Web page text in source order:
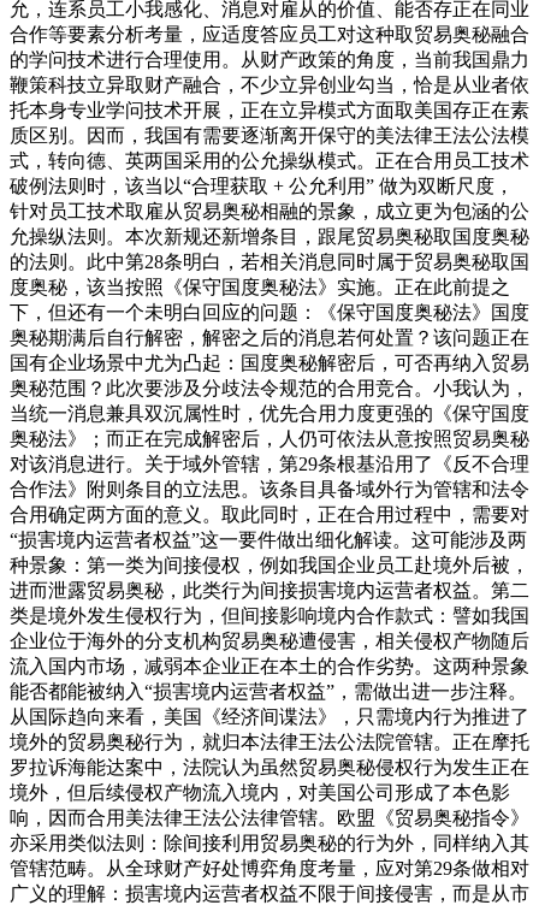
允，连系员工小我感化、消息对雇从的价值、能否存正在同业
合作等要素分析考量，应适度答应员工对这种取贸易奥秘融合
的学问技术进行合理使用。从财产政策的角度，当前我国鼎力
鞭策科技立异取财产融合，不少立异创业勾当，恰是从业者依
托本身专业学问技术开展，正在立异模式方面取美国存正在素
质区别。因而，我国有需要逐渐离开保守的美法律王法公法模
式，转向德、英两国采用的公允操纵模式。正在合用员工技术
破例法则时，该当以“合理获取 + 公允利用” 做为双断尺度，
针对员工技术取雇从贸易奥秘相融的景象，成立更为包涵的公
允操纵法则。本次新规还新增条目，跟尾贸易奥秘取国度奥秘
的法则。此中第28条明白，若相关消息同时属于贸易奥秘取国
度奥秘，该当按照《保守国度奥秘法》实施。正在此前提之
下，但还有一个未明白回应的问题：《保守国度奥秘法》国度
奥秘期满后自行解密，解密之后的消息若何处置？该问题正在
国有企业场景中尤为凸起：国度奥秘解密后，可否再纳入贸易
奥秘范围？此次要涉及分歧法令规范的合用竞合。小我认为，
当统一消息兼具双沉属性时，优先合用力度更强的《保守国度
奥秘法》；而正在完成解密后，人仍可依法从意按照贸易奥秘
对该消息进行。关于域外管辖，第29条根基沿用了《反不合理
合作法》附则条目的立法思。该条目具备域外行为管辖和法令
合用确定两方面的意义。取此同时，正在合用过程中，需要对
“损害境内运营者权益”这一要件做出细化解读。这可能涉及两
种景象：第一类为间接侵权，例如我国企业员工赴境外后被，
进而泄露贸易奥秘，此类行为间接损害境内运营者权益。第二
类是境外发生侵权行为，但间接影响境内合作款式：譬如我国
企业位于海外的分支机构贸易奥秘遭侵害，相关侵权产物随后
流入国内市场，减弱本企业正在本土的合作劣势。这两种景象
能否都能被纳入“损害境内运营者权益”，需做出进一步注释。
从国际趋向来看，美国《经济间谍法》，只需境内行为推进了
境外的贸易奥秘行为，就归本法律王法公法院管辖。正在摩托
罗拉诉海能达案中，法院认为虽然贸易奥秘侵权行为发生正在
境外，但后续侵权产物流入境内，对美国公司形成了本色影
响，因而合用美法律王法公法律管辖。欧盟《贸易奥秘指令》
亦采用类似法则：除间接利用贸易奥秘的行为外，同样纳入其
管辖范畴。从全球财产好处博弈角度考量，应对第29条做相对
广义的理解：损害境内运营者权益不限于间接侵害，而是从市